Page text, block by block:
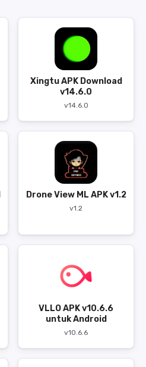
Xingtu APK Download
v14.6.0
v14.6.0
Drone View ML APK v1.2
v1.2
VLLO APK v10.6.6
untuk Android
v10.6.6